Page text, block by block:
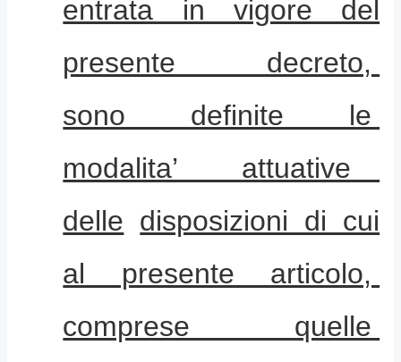
entrata in vigore del
presente decreto,
sono definite le
modalita’ attuative
delle disposizioni di cui
al presente articolo,
comprese quelle